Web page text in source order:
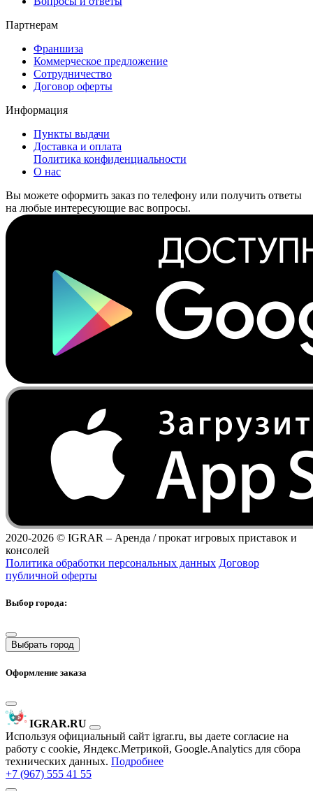
Партнерам
Франшиза
Коммерческое предложение
Сотрудничество
Договор оферты
Информация
Пункты выдачи
Доставка и оплата
Политика конфиденциальности
О нас
Вы можете оформить заказ по телефону или получить ответы
на любые интересующие вас вопросы.
2020-2026 © IGRAR – Аренда / прокат игровых приставок и
консолей
Политика обработки персональных данных Договор
публичной оферты
Выбор города:
Выбрать город
Оформление заказа
IGRAR.RU
Используя официальный сайт igrar.ru, вы даете согласие на
работу с cookie, Яндекс.Метрикой, Google.Analytics для сбора
технических данных. Подробнее
+7 (967) 555 41 55